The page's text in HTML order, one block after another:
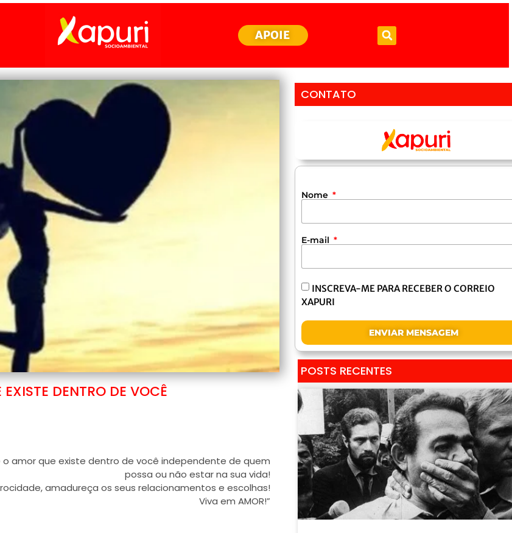
APOIE
DENTRO DE VOCÊ
amor que existe dentro de você independente de quem
possa ou não estar na sua vida!
amadureça os seus relacionamentos e escolhas!
Viva em AMOR!”
CONTATO
Nome
E-mail
INSCREVA-ME PARA RECEBER O CORREIO
XAPURI
ENVIAR MENSAGEM
POSTS RECENTES